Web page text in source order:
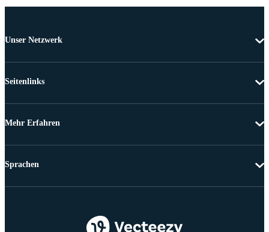
Unser Netzwerk
Seitenlinks
Mehr Erfahren
Sprachen